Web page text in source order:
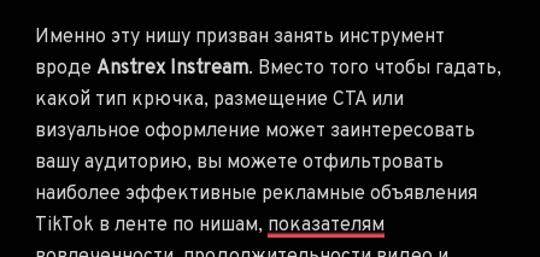
Именно эту нишу призван занять инструмент
вроде Anstrex Instream. Вместо того чтобы гадать,
какой тип крючка, размещение CTA или
визуальное оформление может заинтересовать
вашу аудиторию, вы можете отфильтровать
наиболее эффективные рекламные объявления
TikTok в ленте по нишам, показателям